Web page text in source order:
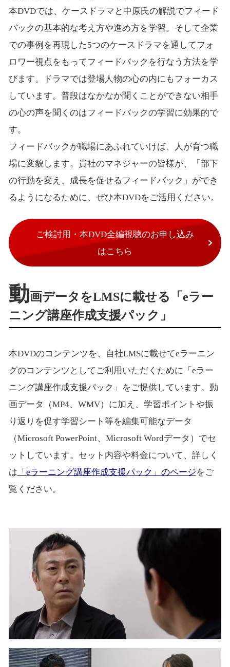
本DVDでは、ケースドラマと中原氏の解説でフィード
バックの基本的な考え方や進め方を学習。そして企業
での事例を再現した5つのケースドラマを通してフォ
ロワー視点をもってフィードバックを行なう方法を学
びます。ドラマでは登場人物の心の内にもフォーカス
しています。普段はなかなか聞くことができない相手
の心の声を聞くのはフィードバックの学習に効果的で
す。
フィードバックが職場にあふれていけば、人が育つ職
場に変貌します。貴社のマネジャーの皆様が、「部下
の行動を変え、成長を促せるフィードバック」ができ
るようになるために、ぜひ本DVDをご活用ください。
ご検討用・本DVD全編視聴のお申し込み
はこちら
動画データをLMSに載せる「eラー
ニング講座作成支援パック」
本DVDのコンテンツを、自社LMSに載せてeラーニン
グのコンテンツとしてご利用いただくために「eラー
ニング講座作成支援パック」をご提供しています。動
画データ（MP4、WMV）に加え、学習ポイントや振
り返りを促す学習シート等を編集可能なデータ
（Microsoft PowerPoint、Microsoft Wordデータ）でセ
ットしています。セット内容や料金について、詳しく
は 「eラーニング講座作成支援パック」のページをご
覧ください。